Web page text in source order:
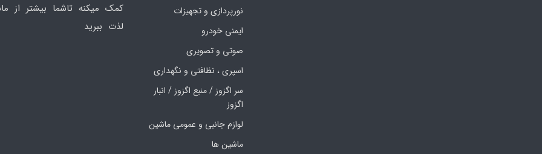
نورپردازی و تجهیزات
ایمنی خودرو
صوتی و تصویری
اسپری ، نظافتی و نگهداری
سر اگزوز / منبع اگزوز / انبار
اگزوز
لوازم جانبی و عمومی ماشین
ماشین ها
کمک میکنه تاشما بیشتر از
لذت ببرید